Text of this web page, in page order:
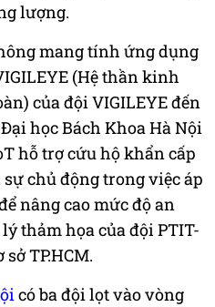
lượng.
mang tính ứng dụng
(Hệ thần kinh
của đội VIGILEYE đến
học Bách Khoa Hà Nội
hỗ trợ cứu hộ khẩn cấp
chủ động trong việc áp
nâng cao mức độ an
thảm họa của đội PTIT-
TP.HCM.
có ba đội lọt vào vòng